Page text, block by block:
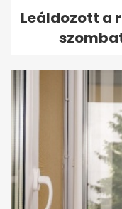
Leáldozott a